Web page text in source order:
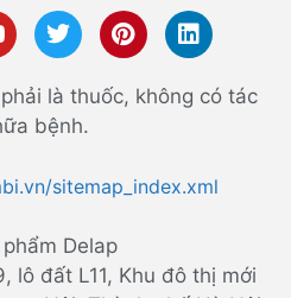
là thuốc, không có tác
bệnh.
sitemap_index.xml
Delap
lô đất L11, Khu đô thị mới